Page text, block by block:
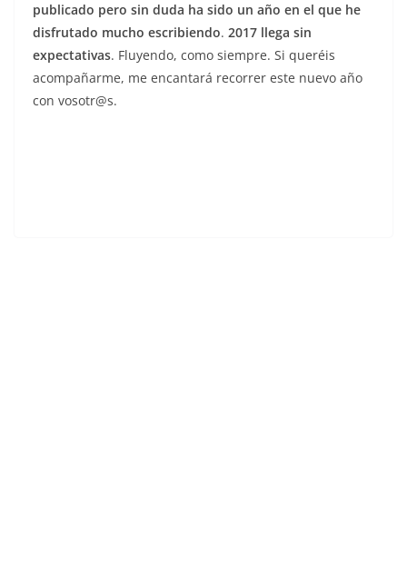
publicado pero sin duda ha sido un año en el que he
disfrutado mucho escribiendo. 2017 llega sin
expectativas. Fluyendo, como siempre. Si queréis
acompañarme, me encantará recorrer este nuevo año
con vosotr@s.